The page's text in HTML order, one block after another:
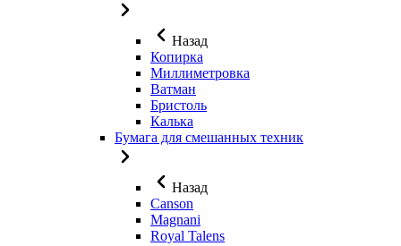
Назад
Копирка
Миллиметровка
Ватман
Бристоль
Калька
Бумага для смешанных техник
Назад
Canson
Magnani
Royal Talens